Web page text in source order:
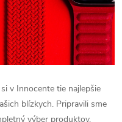
v Innocente tie najlepšie
blízkych. Pripravili sme
výber produktov,